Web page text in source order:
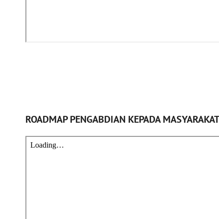
ROADMAP PENGABDIAN KEPADA MASYARAKAT